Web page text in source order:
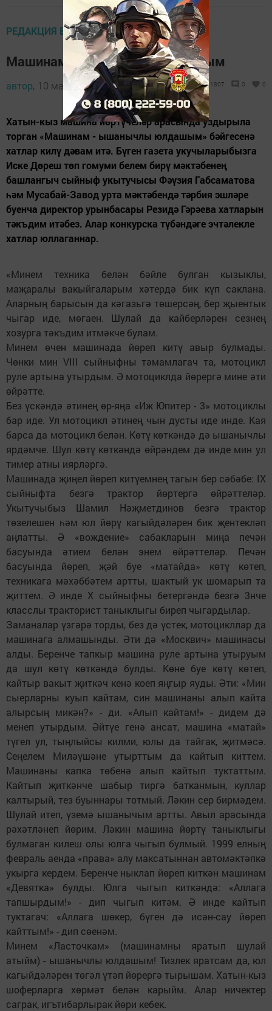
РЕДАКЦИЯ БӘЙГЕЛӘРЕ
Машинам – ышанычлы юлдашым
автор, 10 май 2014 - 09:21 1807 0 0
Хатын-кыз машина йөртүчеләр арасында уздырыла
торган «Машинам - ышанычлы юлдашым» бәйгесенә
хатлар килү дәвам итә. Бүген газета укучыларыбызга
Иске Дөреш төп гомуми белем бирү мәктәбенең
башлангыч сыйныф укытучысы Фәүзия Габсаматова
һәм Мусабай-Завод урта мәктәбендә тәрбия эшләре
буенча директор урынбасары Резидә Гәрәева хатларын
тәкъдим итәбез. Алар конкурска түбәндәге эчтәлекле
хатлар юллаганнар.
«Минем техника белән бәйле булган кызыклы,
маҗаралы вакыйгаларым хәтердә бик күп саклана.
Аларның барысын да кәгазьгә төшерсәң, бер җыентык
чыгар иде, мөгаен. Шулай да кайберләрен сезнең
хозурга тәкъдим итмәкче булам.
Минем өчен машинада йөреп китү авыр булмады.
Чөнки мин VIII сыйныфны тәмамлагач та, мотоцикл
руле артына утырдым. Ә мотоциклда йөрергә мине әти
өйрәтте.
Без үскәндә әтинең өр-яңа «Иж Юпитер - 3» мотоциклы
бар иде. Ул мотоцикл әтинең чын дусты иде инде. Кая
барса да мотоцикл белән. Көтү көткәндә дә ышанычлы
ярдәмче. Шул көтү көткәндә өйрәндем дә инде мин ул
тимер атны иярләргә.
Машинада җиңел йөреп китүемнең тагын бер сәбәбе: IX
сыйныфта безгә трактор йөртергә өйрәттеләр.
Укытучыбыз Шамил Нәҗметдинов безгә трактор
төзелешен һәм юл йөрү кагыйдәләрен бик җентекләп
аңлатты. Ә «вождение» сабакларын миңа печән
басуында әтием белән энем өйрәттеләр. Печән
басуында йөреп, җәй буе «матайда» көтү көтеп,
техникага мәхәббәтем артты, шактый ук шомарып та
җиттем. Ә инде X сыйныфны бетергәндә безгә 3нче
класслы тракторист таныклыгы биреп чыгардылар.
Заманалар үзгәрә торды, без дә үстек, мотоцикллар да
машинага алмашынды. Әти дә «Москвич» машинасы
алды. Беренче тапкыр машина руле артына утыруым
да шул көтү көткәндә булды. Көне буе көтү көтеп,
кайтыр вакыт җиткәч кенә коеп яңгыр яуды. Әти: «Мин
сыерларны куып кайтам, син машинаны алып кайта
алырсың микән?» - ди. «Алып кайтам!» - дидем дә
менеп утырдым. Әйтүе генә ансат, машина «матай»
түгел ул, тыңлыйсы килми, юлы да тайгак, җитмәсә.
Сеңелем Миләүшәне утырттым да кайтып киттем.
Машинаны капка төбенә алып кайтып туктаттым.
Кайтып җиткәнче шабыр тиргә батканмын, куллар
калтырый, тез буыннары тотмый. Ләкин сер бирмәдем.
Шулай итеп, үземә ышанычым артты. Авыл арасында
рәхәтләнеп йөрим. Ләкин машина йөртү таныклыгы
булмаган килеш олы юлга чыгып булмый. 1999 елның
февраль аенда «права» алу максатыннан автомәктәпкә
укырга кердем. Беренче ныклап йөреп киткән машинам
«Девятка» булды. Юлга чыгып киткәндә: «Аллага
тапшырдым!» - дип чыгып китәм. Ә инде кайтып
туктагач: «Аллага шөкер, бүген дә исән-сау йөреп
кайттым!» - дип сөенәм.
Минем «Ласточкам» (машинамны яратып шулай
атыйм) - ышанычлы юлдашым! Тизлек яратсам да, юл
кагыйдәләрен төгәл үтәп йөрергә тырышам. Хатын-кыз
шоферларга хөрмәт белән карыйм. Алар ничектер
саграк, игътибарлырак йөри кебек.